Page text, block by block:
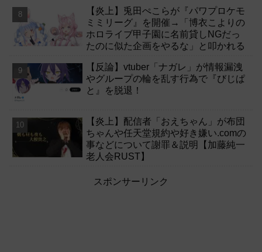
【炎上】兎田ぺこらが『パワプロケモ
ミミリーグ』を開催→「博衣こよりの
ホロライブ甲子園に名前貸しNGだっ
たのに似た企画をやるな」と叩かれる
【反論】vtuber「ナガレ」が情報漏洩
やグループの輪を乱す行為で『びじぱ
と』を脱退！
【炎上】配信者「おえちゃん」が布団
ちゃんや任天堂規約や好き嫌い.comの
事などについて謝罪＆説明【加藤純一
老人会RUST】
スポンサーリンク